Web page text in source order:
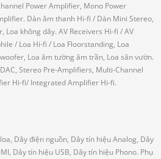
Power Amplifier, Mono Power
Dàn âm thanh Hi-fi / Dàn Mini Stereo,
Loa không dây. AV Receivers Hi-fi / AV
/ Loa Hi-fi / Loa Floorstanding, Loa
Loa âm tường âm trần, Loa sân vườn.
Stereo Pre-Amplifiers, Multi-Channel
Hi-fi/ Integrated Amplifier Hi-fi.
Dây điện nguồn, Dây tín hiệu Analog, Dây
Dây tín hiệu USB, Dây tín hiệu Phono. Phụ